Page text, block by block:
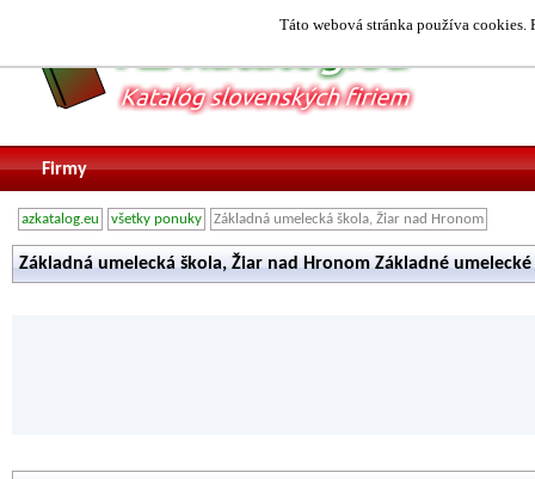
Táto webová stránka používa
Firmy
azkatalog.eu všetky ponuky Základná umelecká škola, Žiar nad Hronom
Základná umelecká škola, Žiar nad Hronom Základné